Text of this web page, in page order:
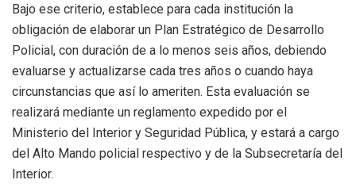
Bajo ese criterio, establece para cada institución la
obligación de elaborar un Plan Estratégico de Desarrollo
Policial, con duración de a lo menos seis años, debiendo
evaluarse y actualizarse cada tres años o cuando haya
circunstancias que así lo ameriten. Esta evaluación se
realizará mediante un reglamento expedido por el
Ministerio del Interior y Seguridad Pública, y estará a cargo
del Alto Mando policial respectivo y de la Subsecretaría del
Interior.